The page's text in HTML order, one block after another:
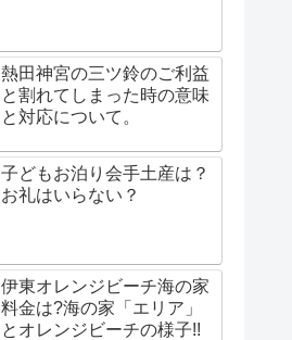
熱田神宮の三ツ鈴のご利益
と割れてしまった時の意味
と対応について。
子どもお泊り会手土産は？
お礼はいらない？
伊東オレンジビーチ海の家
料金は?海の家「エリア」
とオレンジビーチの様子!!